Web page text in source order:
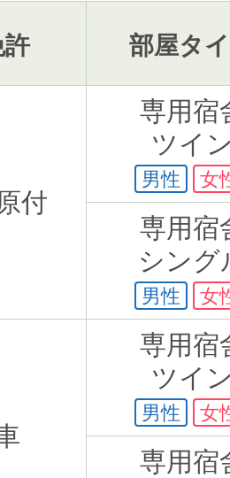
部屋タ
付
専用宿
ツイ
男性 女
専用宿
シング
男性 女
専用宿
ツイ
男性 女
専用宿